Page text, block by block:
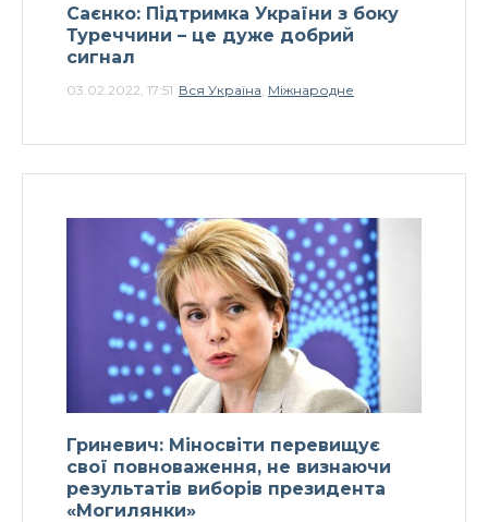
Саєнко: Підтримка України з боку
Туреччини – це дуже добрий
сигнал
03.02.2022, 17:51 Вся Україна Міжнародне
Гриневич: Міносвіти перевищує
свої повноваження, не визнаючи
результатів виборів президента
«Могилянки»